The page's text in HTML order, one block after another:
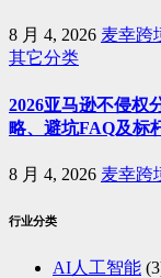
8 月 4, 2026 麦幸跨
其它分类
2026亚马逊不侵权
略、避坑FAQ及标
8 月 4, 2026 麦幸跨
行业分类
AI人工智能